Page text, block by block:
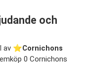
och
av ⭐️Cornichons
0 Cornichons